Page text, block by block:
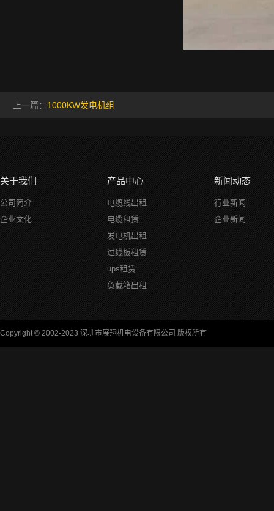
上一篇： 1000KW发电机组
关于我们
公司简介
企业文化
产品中心
电缆线出租
电缆租赁
发电机出租
过线板租赁
ups租赁
负载箱出租
新闻动态
行业新闻
企业新闻
Copyright © 2002-2023 深圳市展翔机电设备有限公司 版权所有